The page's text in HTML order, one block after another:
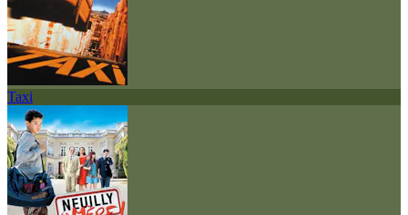
Taxi